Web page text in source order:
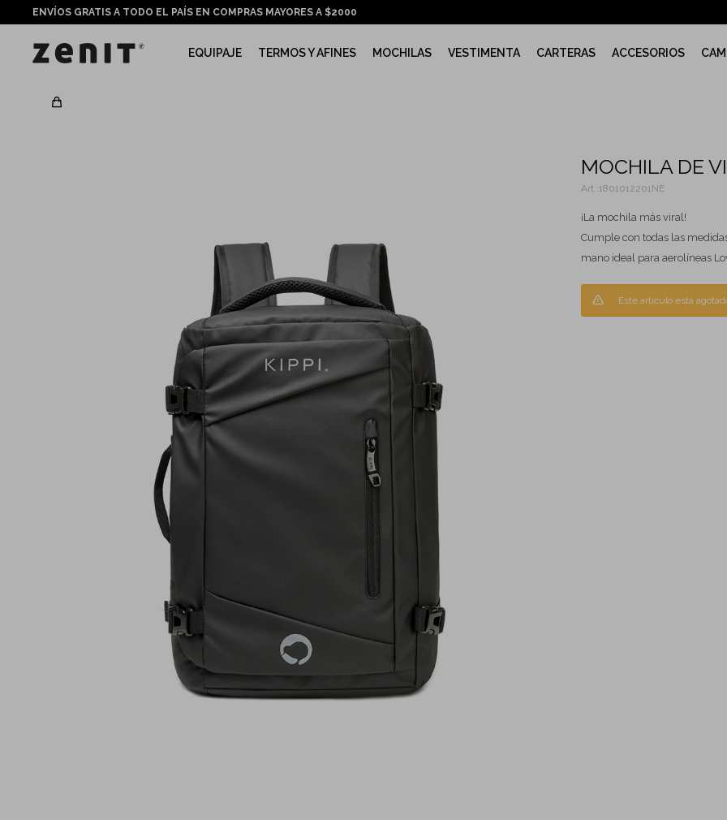
EQUIPAJE TERMOS Y AFINES MOCHILAS VESTIMENTA CARTERAS ACCESORIOS
ENVÍOS GRATIS A TODO EL PAÍS EN COMPRAS MAYORES A $2000
MOCHILA DE
1801012201NE
¡La mochila más viral!
Cumple con todas las
mano ideal para aerolíneas
Este artículo está